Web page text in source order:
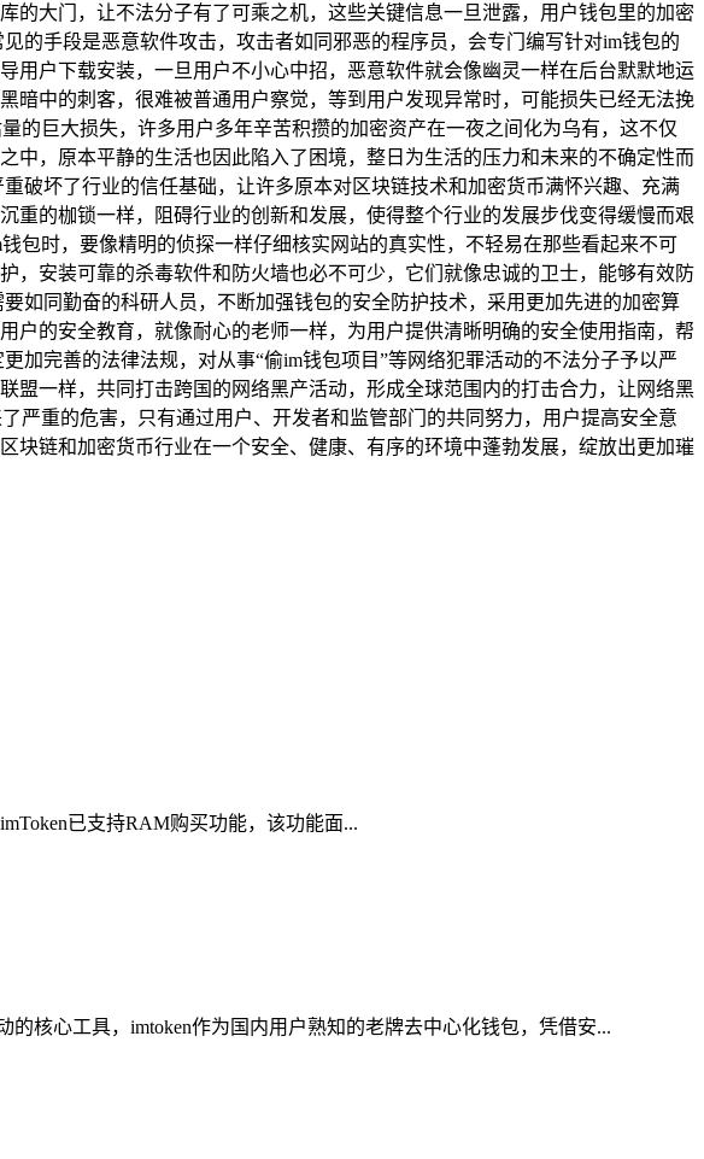
大门，让不法分子有了可乘之机，这些关键信息一旦泄露，用户钱包里的加密
的手段是恶意软件攻击，攻击者如同邪恶的程序员，会专门编写针对im钱包的
用户下载安装，一旦用户不小心中招，恶意软件就会像幽灵一样在后台默默地运
中的刺客，很难被普通用户察觉，等到用户发现异常时，可能损失已经无法挽
的巨大损失，许多用户多年辛苦积攒的加密资产在一夜之间化为乌有，这不仅
，原本平静的生活也因此陷入了困境，整日为生活的压力和未来的不确定性而
破坏了行业的信任基础，让许多原本对区块链技术和加密货币满怀兴趣、充满
的枷锁一样，阻碍行业的创新和发展，使得整个行业的发展步伐变得缓慢而艰
包时，要像精明的侦探一样仔细核实网站的真实性，不轻易在那些看起来不可
安装可靠的杀毒软件和防火墙也必不可少，它们就像忠诚的卫士，能够有效防
如同勤奋的科研人员，不断加强钱包的安全防护技术，采用更加先进的加密算
的安全教育，就像耐心的老师一样，为用户提供清晰明确的安全使用指南，帮
加完善的法律法规，对从事“偷im钱包项目”等网络犯罪活动的不法分子予以严
一样，共同打击跨国的网络黑产活动，形成全球范围内的打击合力，让网络黑
严重的危害，只有通过用户、开发者和监管部门的共同努力，用户提高安全意
链和加密货币行业在一个安全、健康、有序的环境中蓬勃发展，绽放出更加璀
已支持RAM购买功能，该功能面...
核心工具，imtoken作为国内用户熟知的老牌去中心化钱包，凭借安...